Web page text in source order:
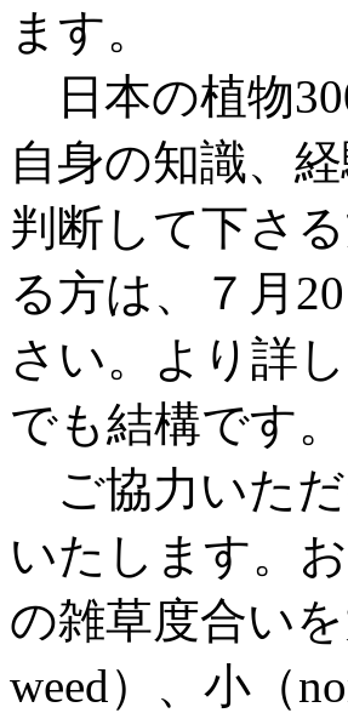
ます。
日本の植物
自身の知識、
判断して下さ
る方は、７月
さい。より詳
でも結構です。
ご協力いただ
いたします。
の雑草度合いを
weed）、小（